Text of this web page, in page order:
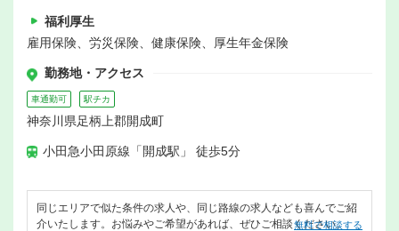
福利厚生
雇用保険、労災保険、健康保険、厚生年金保険
勤務地・アクセス
車通勤可 駅チカ
神奈川県足柄上郡開成町
小田急小田原線「開成駅」 徒歩5分
同じエリアで似た条件の求人や、同じ路線の求人なども喜んでご紹
介いたします。お悩みやご希望があれば、ぜひご相談ください。
無料で相談する